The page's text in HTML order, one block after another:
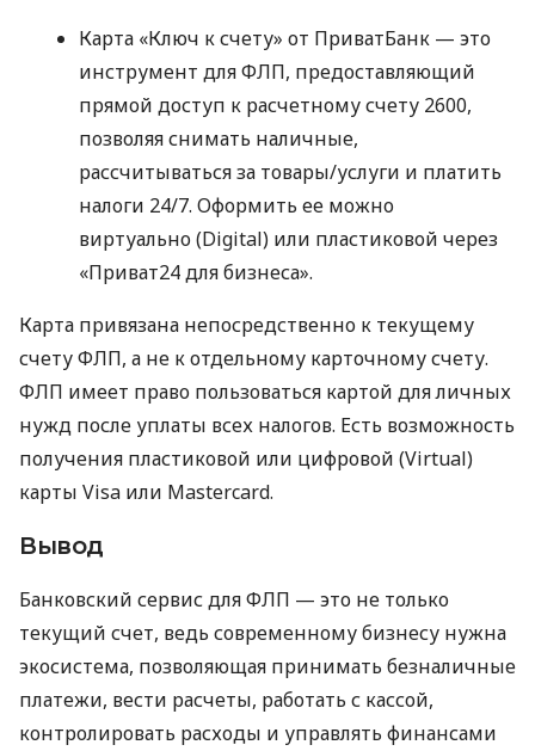
Карта «Ключ к счету» от ПриватБанк — это
инструмент для ФЛП, предоставляющий
прямой доступ к расчетному счету 2600,
позволяя снимать наличные,
рассчитываться за товары/услуги и платить
налоги 24/7. Оформить ее можно
виртуально (Digital) или пластиковой через
«Приват24 для бизнеса».
Карта привязана непосредственно к текущему
счету ФЛП, а не к отдельному карточному счету.
ФЛП имеет право пользоваться картой для личных
нужд после уплаты всех налогов. Есть возможность
получения пластиковой или цифровой (Virtual)
карты Visa или Mastercard.
Вывод
Банковский сервис для ФЛП — это не только
текущий счет, ведь современному бизнесу нужна
экосистема, позволяющая принимать безналичные
платежи, вести расчеты, работать с кассой,
контролировать расходы и управлять финансами